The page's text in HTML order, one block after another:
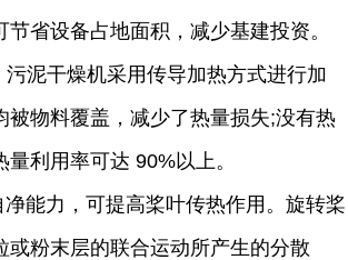
省设备占地面积，减少基建投资。
泥干燥机采用传导加热方式进行加
被物料覆盖，减少了热量损失;没有热
利用率可达 90%以上。
能力，可提高桨叶传热作用。旋转桨
或粉末层的联合运动所产生的分散